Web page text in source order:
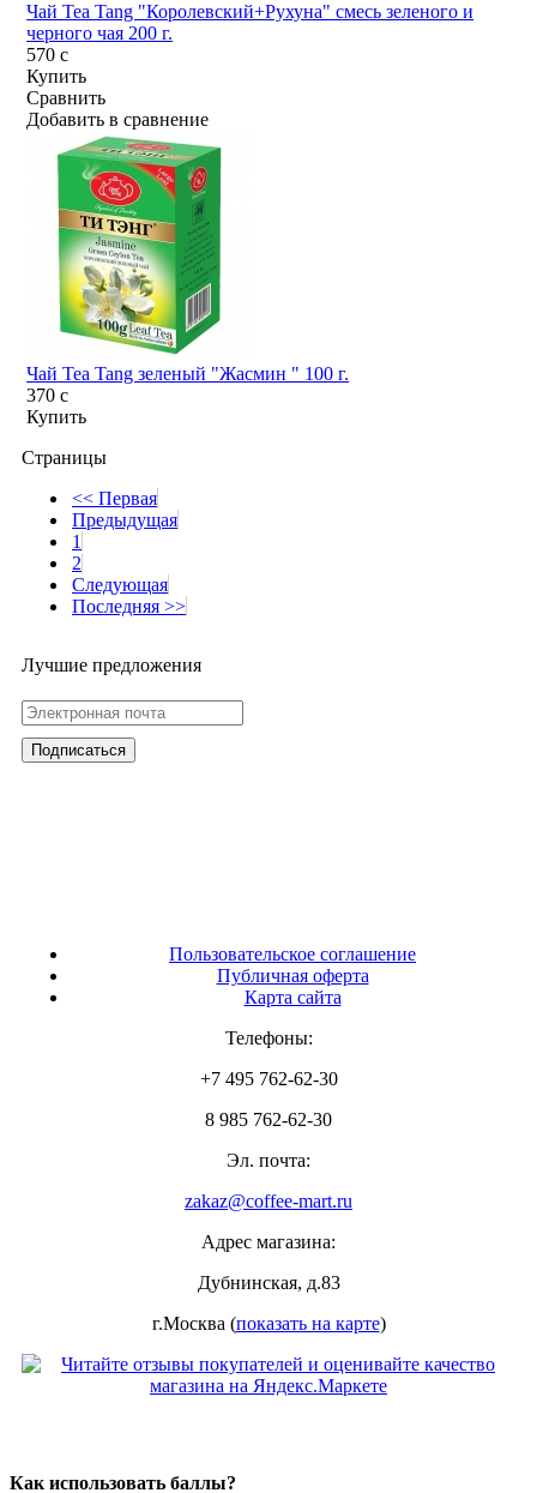
Чай Tea Tang "Королевский+Рухуна" смесь зеленого и
черного чая 200 г.
570c
Купить
Сравнить
Добавить в сравнение
Чай Tea Tang зеленый "Жасмин " 100 г.
370c
Купить
Страницы
<< Первая
Предыдущая
1
2
Следующая
Последняя >>
Лучшие предложения
Пользовательское соглашение
Публичная оферта
Карта сайта
Телефоны:
+7 495 762-62-30
8 985 762-62-30
Эл. почта:
zakaz@coffee-mart.ru
Адрес магазина:
Дубнинская, д.83
г.Москва (показать на карте)
Как использовать баллы?